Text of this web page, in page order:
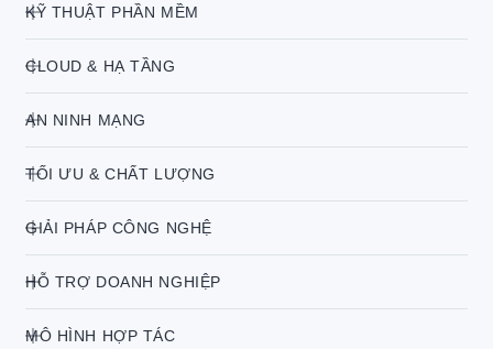
KỸ THUẬT PHẦN MỀM
CLOUD & HẠ TẦNG
AN NINH MẠNG
TỐI ƯU & CHẤT LƯỢNG
GIẢI PHÁP CÔNG NGHỆ
HỖ TRỢ DOANH NGHIỆP
MÔ HÌNH HỢP TÁC